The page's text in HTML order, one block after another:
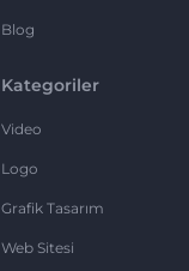
Blog
Kategoriler
Video
Logo
Grafik Tasarım
Web Sitesi